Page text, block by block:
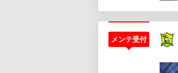
メンテ受付